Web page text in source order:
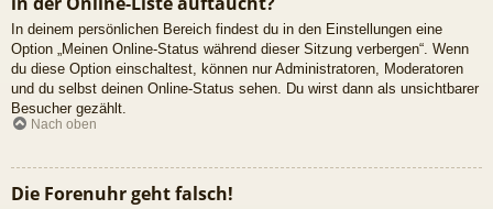
In deinem persönlichen Bereich findest du in den Einstellungen eine
Option „Meinen Online-Status während dieser Sitzung verbergen“. Wenn
du diese Option einschaltest, können nur Administratoren, Moderatoren
und du selbst deinen Online-Status sehen. Du wirst dann als unsichtbarer
Besucher gezählt.
Nach oben
Die Forenuhr geht falsch!